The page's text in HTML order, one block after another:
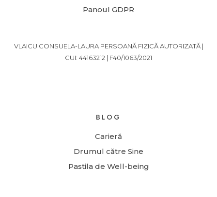
Panoul GDPR
VLAICU CONSUELA-LAURA PERSOANĂ FIZICĂ AUTORIZATĂ |
CUI: 44163212 | F40/1063/2021
BLOG
Carieră
Drumul către Sine
Pastila de Well-being